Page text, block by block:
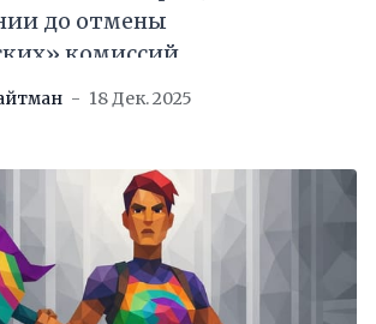
до отмены
комиссий
18 Дек. 2025